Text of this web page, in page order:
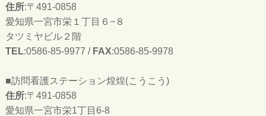
住所:〒491-0858
愛知県一宮市栄１丁目６−８
タツミヤビル２階
TEL:0586-85-9977 / FAX:0586-85-9978
■訪問看護ステーション煌煌(こうこう)
住所:〒491-0858
愛知県一宮市栄1丁目6-8